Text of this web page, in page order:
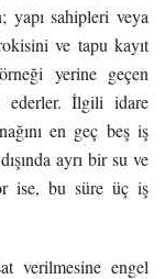
yapı sahipleri veya
ve tapu kayıt
yerine geçen
ederler. İlgili idare
en geç beş iş
ayrı bir su ve
ise, bu süre üç iş
verilmesine engel